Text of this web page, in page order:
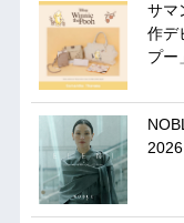
サマ
作デ
プー